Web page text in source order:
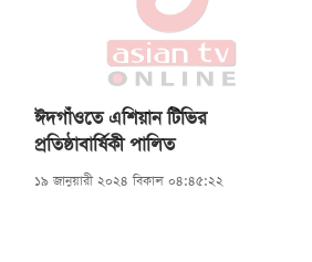
ঈদগাঁওতে এশিয়ান টিভির
প্রতিষ্ঠাবার্ষিকী পালিত
১৯ জানুয়ারী ২০২৪ বিকাল ০৪:৪৫:২২